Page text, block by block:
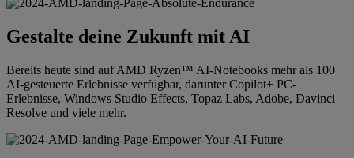
Gestalte deine Zukunft mit AI
Bereits heute sind auf AMD Ryzen™ AI-Notebooks mehr als 100
AI-gesteuerte Erlebnisse verfügbar, darunter Copilot+ PC-
Erlebnisse, Windows Studio Effects, Topaz Labs, Adobe, Davinci
Resolve und viele mehr.